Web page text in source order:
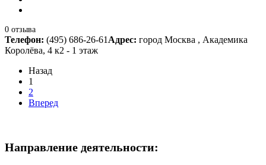
0 отзыва
Телефон: (495) 686-26-61 Адрес: город Москва , Академика
Королёва, 4 к2 - 1 этаж
Назад
1
2
Вперед
Направление деятельности: